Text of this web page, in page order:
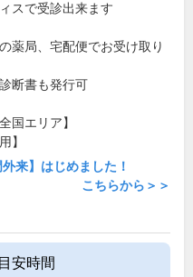
スで受診出来ます
薬局、宅配便でお受け取り
断書も発行可
国エリア】
】
来】はじめました！
こちらから＞＞
安時間